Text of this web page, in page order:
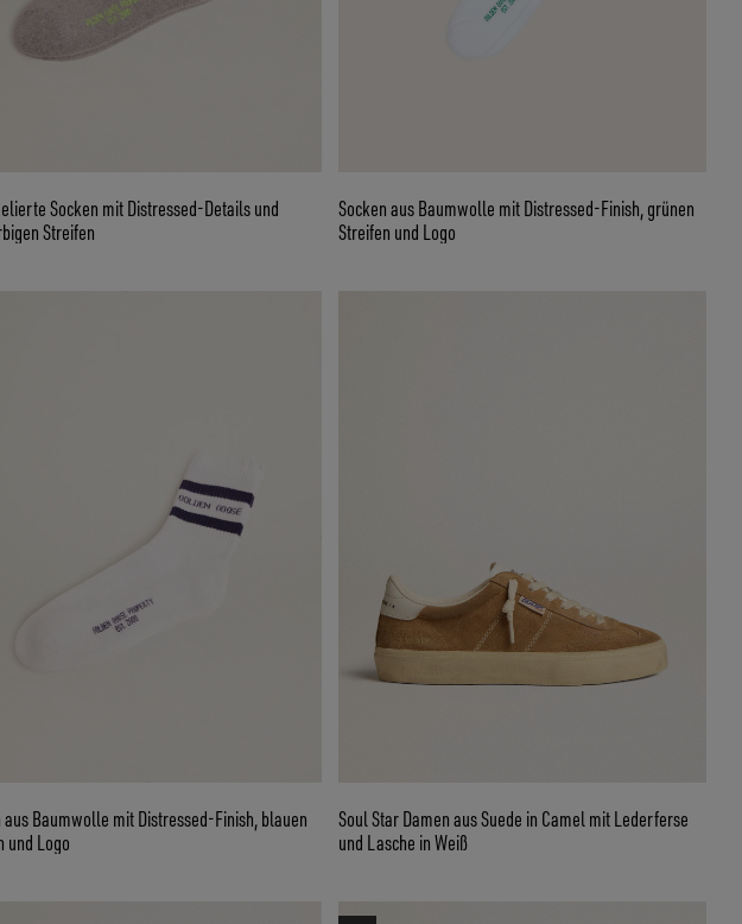
Socken mit Distressed-Details und
Streifen
Socken aus Baumwolle mit Distressed-Finish, grünen
Streifen und Logo
aus Baumwolle mit Distressed-Finish, blauen
und Logo
Soul Star Damen aus Suede in Camel mit Lederferse
und Lasche in Weiß